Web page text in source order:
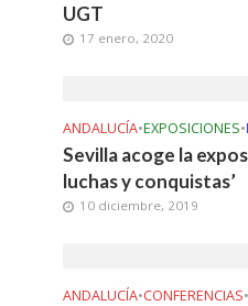
UGT
17 enero, 2020
ANDALUCÍA•EXPOSICIONES•
Sevilla acoge la
luchas y conquistas’
10 diciembre, 2019
ANDALUCÍA•CONFERENCIAS•